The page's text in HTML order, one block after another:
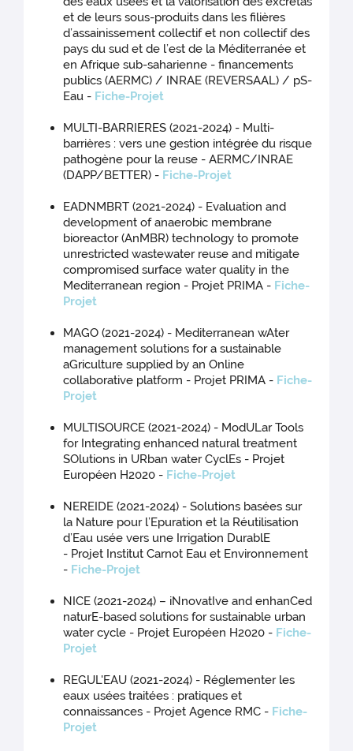
et de leurs sous-produits dans les filières
d’assainissement collectif et non collectif des
pays du sud et de l’est de la Méditerranée et
en Afrique sub-saharienne - financements
publics (AERMC) / INRAE (REVERSAAL) / pS-
Eau - Fiche-Projet
MULTI-BARRIERES (2021-2024) - Multi-
barrières : vers une gestion intégrée du risque
pathogène pour la reuse - AERMC/INRAE
(DAPP/BETTER) - Fiche-Projet
EADNMBRT (2021-2024) - Evaluation and
development of anaerobic membrane
bioreactor (AnMBR) technology to promote
unrestricted wastewater reuse and mitigate
compromised surface water quality in the
Mediterranean region - Projet PRIMA - Fiche-
Projet
MAGO (2021-2024) - Mediterranean wAter
management solutions for a sustainable
aGriculture supplied by an Online
collaborative platform - Projet PRIMA - Fiche-
Projet
MULTISOURCE (2021-2024) - ModULar Tools
for Integrating enhanced natural treatment
SOlutions in URban water CyclEs - Projet
Européen H2020 - Fiche-Projet
NEREIDE (2021-2024) - Solutions basées sur
la Nature pour l’Epuration et la Réutilisation
d’Eau usée vers une Irrigation DurablE
- Projet Institut Carnot Eau et Environnement
- Fiche-Projet
NICE (2021-2024) – iNnovatIve and enhanCed
naturE-based solutions for sustainable urban
water cycle - Projet Européen H2020 - Fiche-
Projet
REGUL'EAU (2021-2024) - Réglementer les
eaux usées traitées : pratiques et
connaissances - Projet Agence RMC - Fiche-
Projet